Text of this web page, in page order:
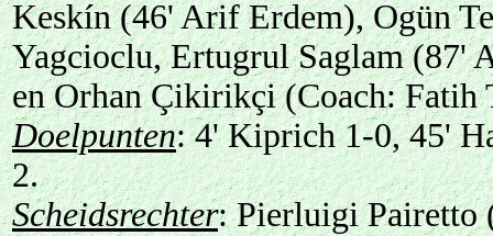
Keskín (46' Arif Erdem), Ogün
Yagcioclu, Ertugrul Saglam (87'
en Orhan Çikirikçi (Coach: Fatih
Doelpunten: 4' Kiprich 1-0, 45'
2.
Scheidsrechter: Pierluigi Pairetto